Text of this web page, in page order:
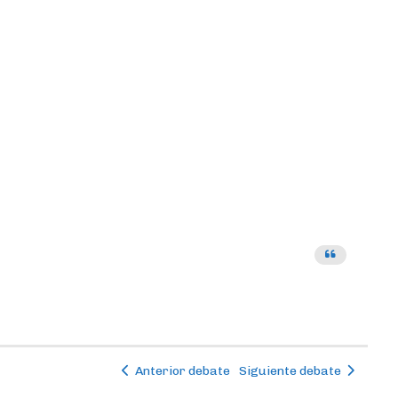
Anterior debate Siguiente debate